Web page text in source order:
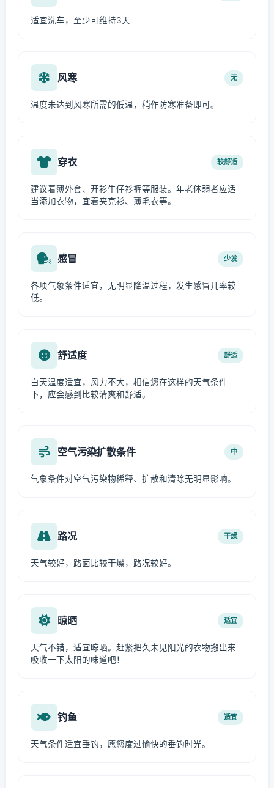
适宜洗车，至少可维持3天
风寒 无
温度未达到风寒所需的低温，稍作防寒准备即可。
穿衣 较舒适
建议着薄外套、开衫牛仔衫裤等服装。年老体弱者应适
当添加衣物，宜着夹克衫、薄毛衣等。
感冒 少发
各项气象条件适宜，无明显降温过程，发生感冒几率较
低。
舒适度 舒适
白天温度适宜，风力不大，相信您在这样的天气条件
下，应会感到比较清爽和舒适。
空气污染扩散条件 中
气象条件对空气污染物稀释、扩散和清除无明显影响。
路况 干燥
天气较好，路面比较干燥，路况较好。
晾晒 适宜
天气不错，适宜晾晒。赶紧把久未见阳光的衣物搬出来
吸收一下太阳的味道吧！
钓鱼 适宜
天气条件适宜垂钓，愿您度过愉快的垂钓时光。